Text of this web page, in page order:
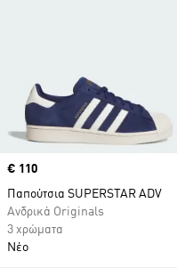
Price
€ 110
Παπούτσια SUPERSTAR ADV
Ανδρικά Originals
3 χρώματα
Νέο